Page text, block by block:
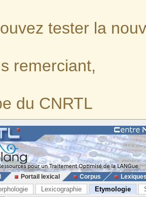
tester la
remerciant,
du CNRTL
Portail lexical Corpus
Lexicographie Etymologie